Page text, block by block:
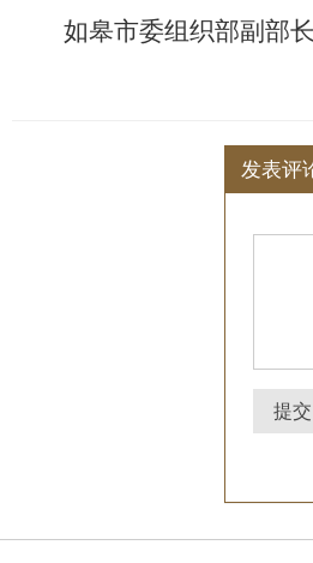
如皋市委组织部副部
发表评
提交